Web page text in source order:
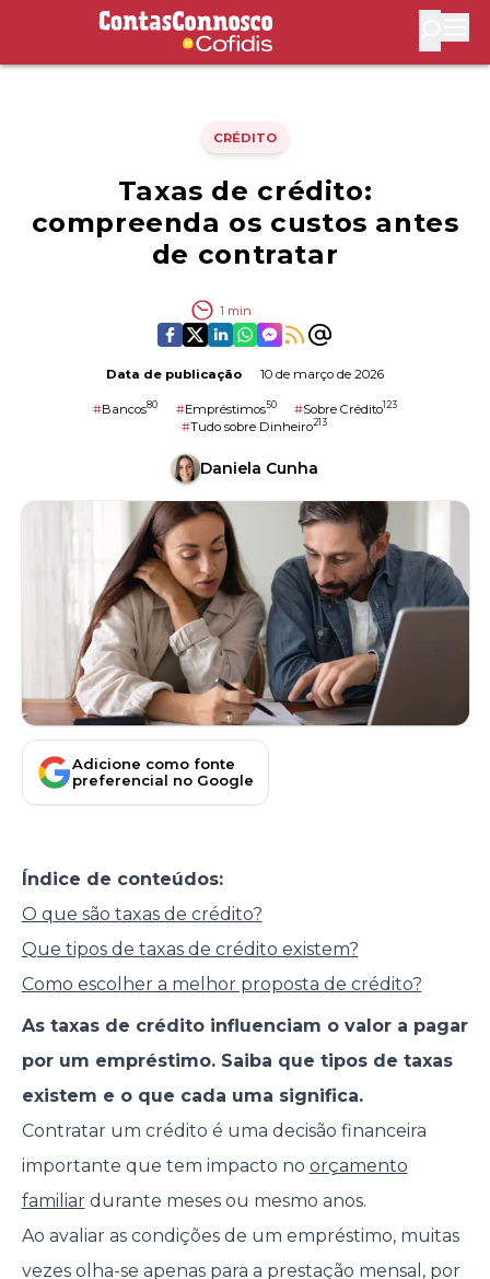
Contas Connosco by Cofidis
CRÉDITO
Taxas de crédito:
compreenda os custos antes
de contratar
1 min
Data de publicação 10 de março de 2026
#Bancos80 #Empréstimos50 #Sobre Crédito123
#Tudo sobre Dinheiro213
Daniela Cunha
Adicione como fonte
preferencial no Google
Índice de conteúdos:
O que são taxas de crédito?
Que tipos de taxas de crédito existem?
Como escolher a melhor proposta de crédito?
As taxas de crédito influenciam o valor a pagar
por um empréstimo. Saiba que tipos de taxas
existem e o que cada uma significa.
Contratar um crédito é uma decisão financeira
importante que tem impacto no orçamento
familiardurante meses ou mesmo anos.
Ao avaliar as condições de um empréstimo, muitas
vezes olha-se apenas para a prestação mensal, por